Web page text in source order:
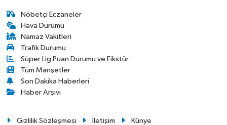
Nöbetçi Eczaneler
Hava Durumu
Namaz Vakitleri
Trafik Durumu
Süper Lig Puan Durumu ve Fikstür
Tüm Manşetler
Son Dakika Haberleri
Haber Arşivi
Gizlilik Sözleşmesi İletişim Künye